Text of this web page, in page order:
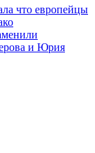
что европейцы
и Юрия